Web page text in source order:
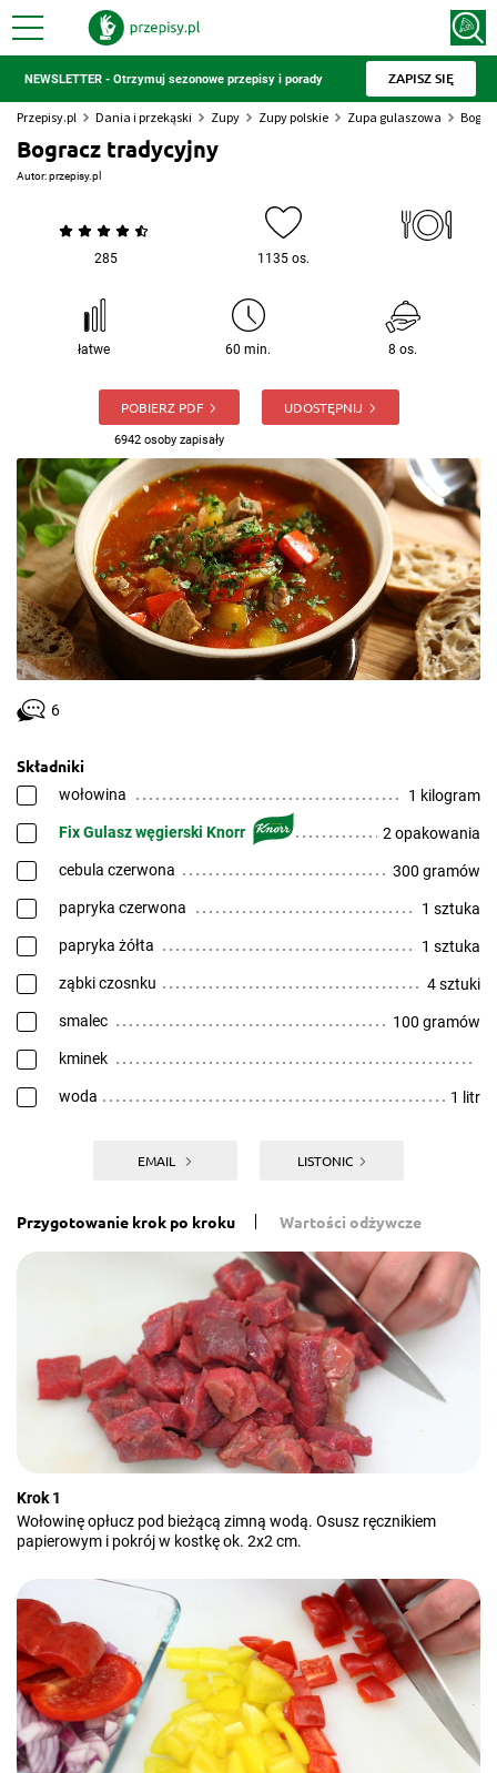
NEWSLETTER - Otrzymuj sezonowe przepisy i porady ZAPISZ SIĘ
Przepisy.pl Dania i przekąski Zupy Zupy polskie Zupa gulaszowa
Bogracz tradycyjny
Autor:przepisy.pl
285 1135 os.
łatwe 60 min. 8 os.
POBIERZ PDF
6942 osoby zapisały
UDOSTĘPNIJ
6
Składniki
wołowina 1 kilogram
Fix Gulasz węgierski Knorr 2 opakowania
cebula czerwona 300 gramów
papryka czerwona 1 sztuka
papryka żółta 1 sztuka
ząbki czosnku 4 sztuki
smalec 100 gramów
kminek
woda 1 litr
EMAIL LISTONIC
Przygotowanie krok po kroku Wartości odżywcze
Krok 1
Wołowinę opłucz pod bieżącą zimną wodą. Osusz ręcznikiem
papierowym i pokrój w kostkę ok. 2x2 cm.